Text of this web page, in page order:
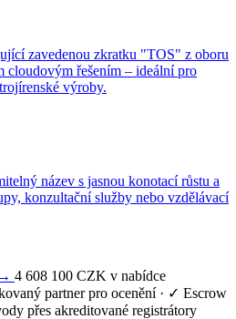
zavedenou zkratku "TOS" z oboru
cloudovým řešením – ideální pro
výroby.
název s jasnou konotací růstu a
konzultační služby nebo vzdělávací
4 608 100 CZK v nabídce
partner pro ocenění · ✓ Escrow
přes akreditované registrátory